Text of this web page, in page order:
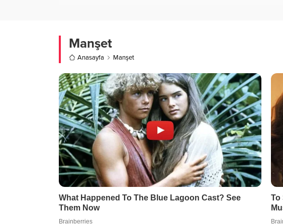
Manşet
Anasayfa Manşet